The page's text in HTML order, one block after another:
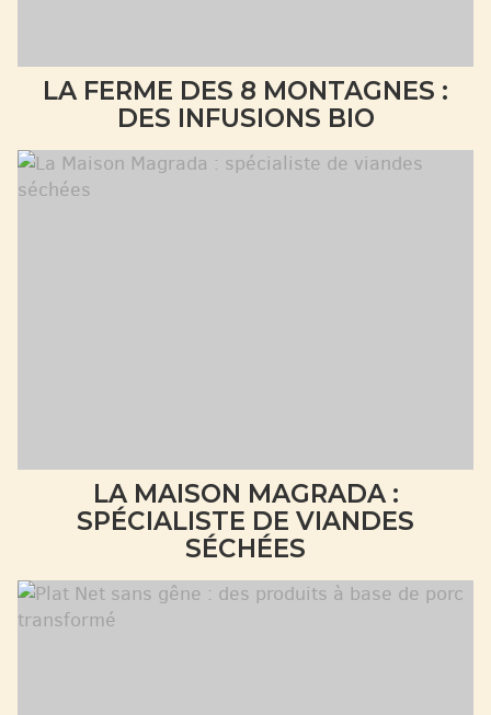
LA FERME DES 8 MONTAGNES :
DES INFUSIONS BIO
LA MAISON MAGRADA :
SPÉCIALISTE DE VIANDES
SÉCHÉES